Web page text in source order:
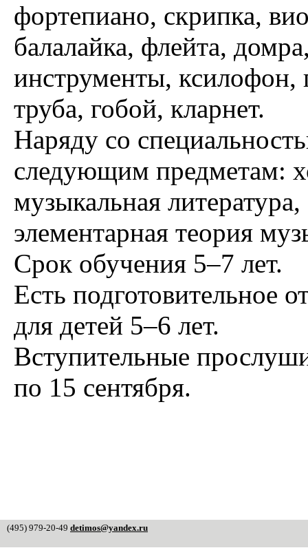
фортепиано, скрипка,
балалайка, флейта,
инструменты, ксилофон,
труба, гобой, кларнет.
Наряду со
следующим предметам:
музыкальная
элементарная теория
Срок обучения 5–7 лет.
Есть подготовительное
для детей 5–6 лет.
Вступительные
по 15 сентября.
(495) 979-20-49 detimos@yandex.ru